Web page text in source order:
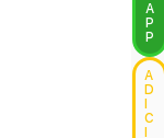
A
P
P
A
D
C